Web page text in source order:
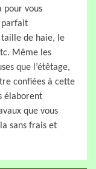
pour vous
parfait
taille de haie, le
Même les
que l’étêtage,
confiées à cette
élaborent
que vous
sans frais et